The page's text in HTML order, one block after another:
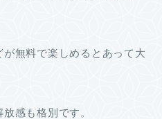
無料で楽しめるとあって大
感も格別です。